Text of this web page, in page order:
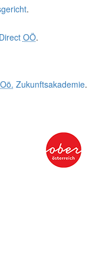
.
OÖ.
Oö. Zukunftsakademie.